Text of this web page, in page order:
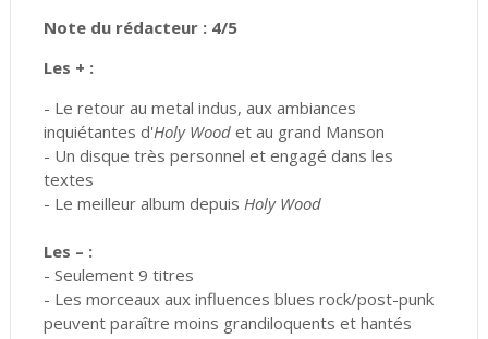
Note du rédacteur : 4/5
Les + :
- Le retour au metal indus, aux ambiances
inquiétantes d'Holy Wood et au grand Manson
- Un disque très personnel et engagé dans les
textes
- Le meilleur album depuis Holy Wood
Les – :
- Seulement 9 titres
- Les morceaux aux influences blues rock/post-punk
peuvent paraître moins grandiloquents et hantés